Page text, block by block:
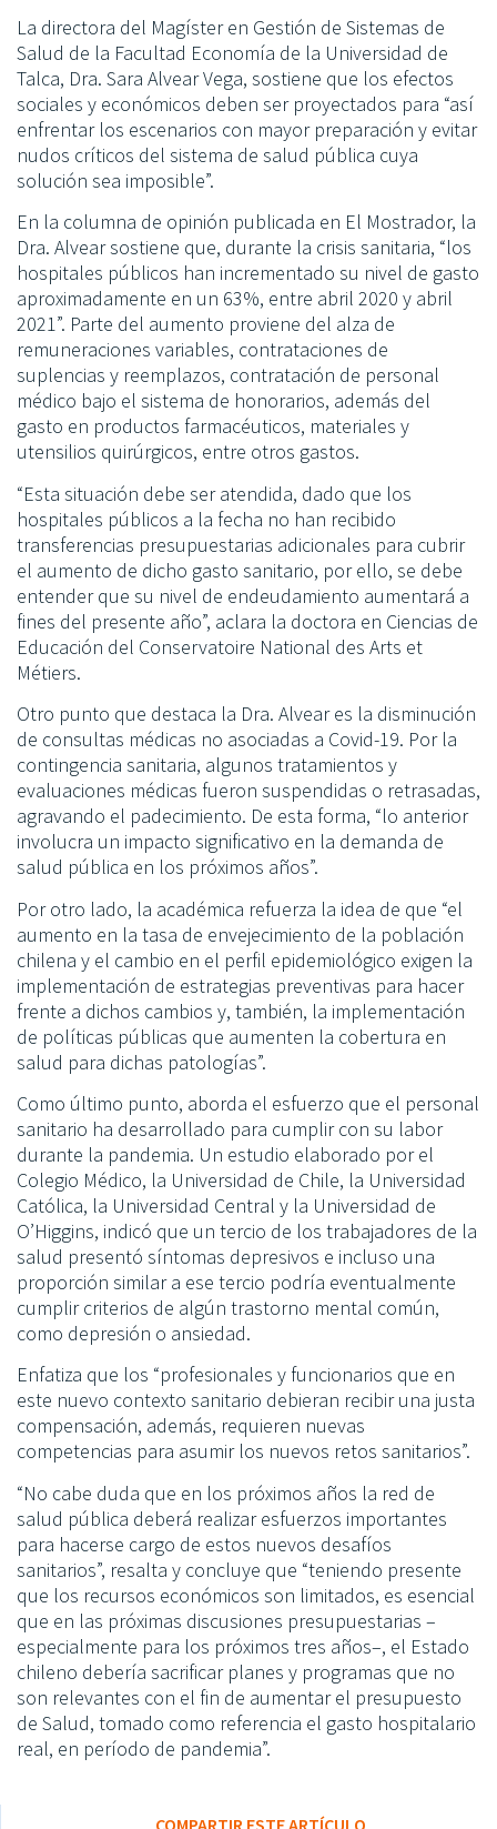
La directora del Magíster en Gestión de Sistemas de
Salud de la Facultad Economía de la Universidad de
Talca, Dra. Sara Alvear Vega, sostiene que los efectos
sociales y económicos deben ser proyectados para “así
enfrentar los escenarios con mayor preparación y evitar
nudos críticos del sistema de salud pública cuya
solución sea imposible”.
En la columna de opinión publicada en El Mostrador, la
Dra. Alvear sostiene que, durante la crisis sanitaria, “los
hospitales públicos han incrementado su nivel de gasto
aproximadamente en un 63%, entre abril 2020 y abril
2021”. Parte del aumento proviene del alza de
remuneraciones variables, contrataciones de
suplencias y reemplazos, contratación de personal
médico bajo el sistema de honorarios, además del
gasto en productos farmacéuticos, materiales y
utensilios quirúrgicos, entre otros gastos.
“Esta situación debe ser atendida, dado que los
hospitales públicos a la fecha no han recibido
transferencias presupuestarias adicionales para cubrir
el aumento de dicho gasto sanitario, por ello, se debe
entender que su nivel de endeudamiento aumentará a
fines del presente año”, aclara la doctora en Ciencias de
Educación del Conservatoire National des Arts et
Métiers.
Otro punto que destaca la Dra. Alvear es la disminución
de consultas médicas no asociadas a Covid-19. Por la
contingencia sanitaria, algunos tratamientos y
evaluaciones médicas fueron suspendidas o retrasadas,
agravando el padecimiento. De esta forma, “lo anterior
involucra un impacto significativo en la demanda de
salud pública en los próximos años”.
Por otro lado, la académica refuerza la idea de que “el
aumento en la tasa de envejecimiento de la población
chilena y el cambio en el perfil epidemiológico exigen la
implementación de estrategias preventivas para hacer
frente a dichos cambios y, también, la implementación
de políticas públicas que aumenten la cobertura en
salud para dichas patologías”.
Como último punto, aborda el esfuerzo que el personal
sanitario ha desarrollado para cumplir con su labor
durante la pandemia. Un estudio elaborado por el
Colegio Médico, la Universidad de Chile, la Universidad
Católica, la Universidad Central y la Universidad de
O’Higgins, indicó que un tercio de los trabajadores de la
salud presentó síntomas depresivos e incluso una
proporción similar a ese tercio podría eventualmente
cumplir criterios de algún trastorno mental común,
como depresión o ansiedad.
Enfatiza que los “profesionales y funcionarios que en
este nuevo contexto sanitario debieran recibir una justa
compensación, además, requieren nuevas
competencias para asumir los nuevos retos sanitarios”.
“No cabe duda que en los próximos años la red de
salud pública deberá realizar esfuerzos importantes
para hacerse cargo de estos nuevos desafíos
sanitarios”, resalta y concluye que “teniendo presente
que los recursos económicos son limitados, es esencial
que en las próximas discusiones presupuestarias –
especialmente para los próximos tres años–, el Estado
chileno debería sacrificar planes y programas que no
son relevantes con el fin de aumentar el presupuesto
de Salud, tomado como referencia el gasto hospitalario
real, en período de pandemia”.